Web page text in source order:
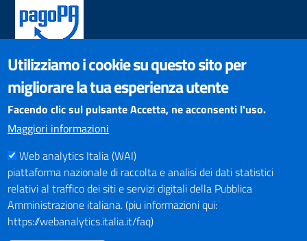
SOCIAL NETWORKS
Pagina Facebook
Profilo Instagram
Canale YouTube
Mappa del Sito
Utilizziamo i cookie su questo sito per
migliorare la tua esperienza utente
Facendo clic sul pulsante Accetta, ne acconsenti l'uso.
Maggiori informazioni
Web analytics Italia (WAI)
piattaforma nazionale di raccolta e analisi dei dati statistici
relativi al traffico dei siti e servizi digitali della Pubblica
Amministrazione italiana. (piu informazioni qui:
https://webanalytics.italia.it/faq)